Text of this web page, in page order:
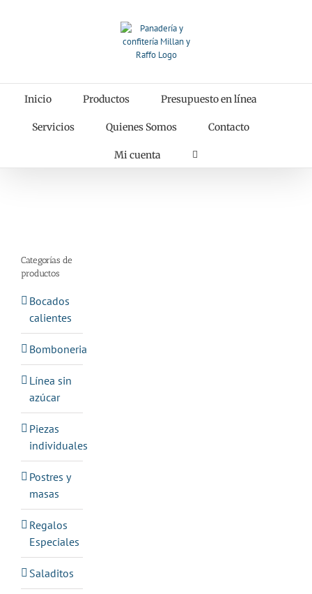
Inicio Productos Presupuesto en línea
Servicios Quienes Somos Contacto
Mi cuenta
Categorías de
productos
Bocados
calientes
Bomboneria
Línea sin
azúcar
Piezas
individuales
Postres y
masas
Regalos
Especiales
Saladitos